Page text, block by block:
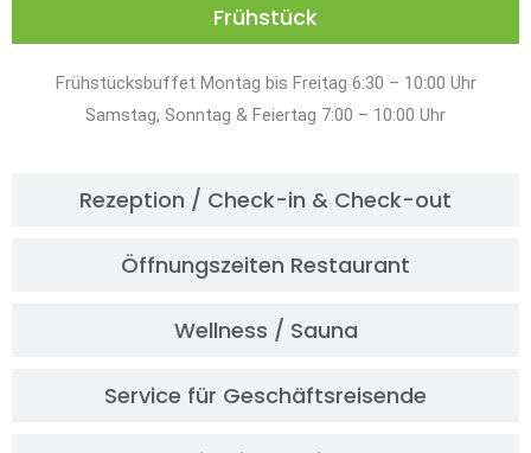
Frühstück
Rezeption / Check-in & Check-out
Öffnungszeiten Restaurant
Wellness / Sauna
Service für Geschäftsreisende
Frühstücksbuffet Montag bis Freitag 6:30 – 10:00 Uhr
Samstag, Sonntag & Feiertag 7:00 – 10:00 Uhr